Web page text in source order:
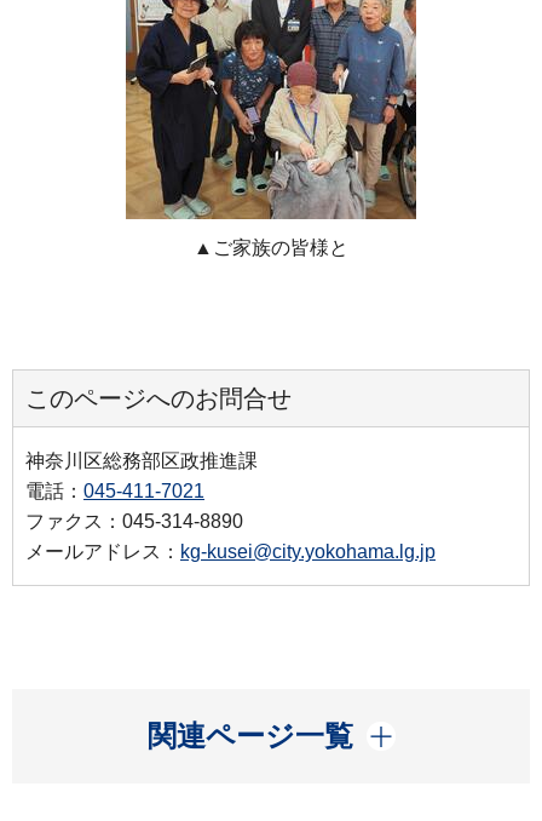
▲ご家族の皆様と
このページへのお問合せ
神奈川区総務部区政推進課
電話： 045-411-7021
ファクス：045-314-8890
メールアドレス： kg-kusei@city.yokohama.lg.jp
関連ページ一覧
開く